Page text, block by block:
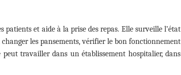
patients et aide à la prise des repas. Elle surveille l’état
changer les pansements, vérifier le bon fonctionnement
travailler dans un établissement hospitalier, dans